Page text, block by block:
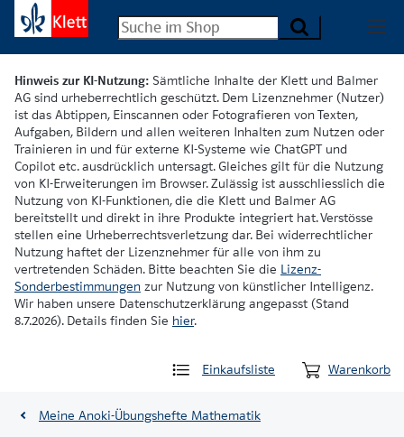
Hinweis zur KI-Nutzung: Sämtliche Inhalte der Klett und Balmer
AG sind urheberrechtlich geschützt. Dem Lizenznehmer (Nutzer)
ist das Abtippen, Einscannen oder Fotografieren von Texten,
Aufgaben, Bildern und allen weiteren Inhalten zum Nutzen oder
Trainieren in und für externe KI-Systeme wie ChatGPT und
Copilot etc. ausdrücklich untersagt. Gleiches gilt für die Nutzung
von KI-Erweiterungen im Browser. Zulässig ist ausschliesslich die
Nutzung von KI-Funktionen, die die Klett und Balmer AG
bereitstellt und direkt in ihre Produkte integriert hat. Verstösse
stellen eine Urheberrechtsverletzung dar. Bei widerrechtlicher
Nutzung haftet der Lizenznehmer für alle von ihm zu
vertretenden Schäden. Bitte beachten Sie die Lizenz-
Sonderbestimmungen zur Nutzung von künstlicher Intelligenz.
Wir haben unsere Datenschutzerklärung angepasst (Stand
8.7.2026). Details finden Sie hier.
Einkaufsliste Warenkorb
Meine Anoki-Übungshefte Mathematik